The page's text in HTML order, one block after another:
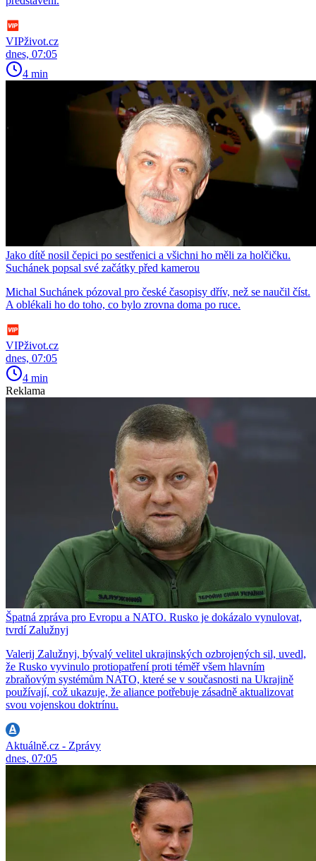
VIPživot.cz
dnes, 07:05
4 min
Jako dítě nosil čepici po sestřenici a všichni ho měli za holčičku.
Suchánek popsal své začátky před kamerou
Michal Suchánek pózoval pro české časopisy dřív, než se naučil číst.
A oblékali ho do toho, co bylo zrovna doma po ruce.
VIPživot.cz
dnes, 07:05
4 min
Reklama
Špatná zpráva pro Evropu a NATO. Rusko je dokázalo vynulovat,
tvrdí Zalužnyj
Valerij Zalužnyj, bývalý velitel ukrajinských ozbrojených sil, uvedl,
že Rusko vyvinulo protiopatření proti téměř všem hlavním
zbraňovým systémům NATO, které se v současnosti na Ukrajině
používají, což ukazuje, že aliance potřebuje zásadně aktualizovat
svou vojenskou doktrínu.
Aktuálně.cz - Zprávy
dnes, 07:05